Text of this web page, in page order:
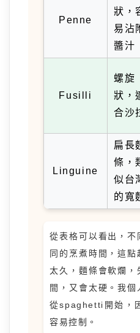
Penne
狀，
易沾
醬汁
Fusilli
螺旋
狀，
合沙
Linguine
扁長
條，
似台
的寬
從表格可以看出，不
同的烹煮時間，這
太久，麵條會軟爛，
間，又會太硬。我
從spaghetti開始，
容易控制。